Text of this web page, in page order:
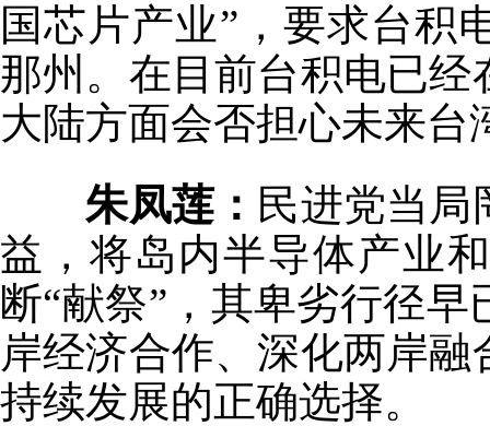
国芯片产业”，要求台积
那州。在目前台积电已
大陆方面会否担心未来
朱凤莲： 民进党当
益，将岛内半导体产业
断“献祭”，其卑劣行径
岸经济合作、深化两岸
持续发展的正确选择。